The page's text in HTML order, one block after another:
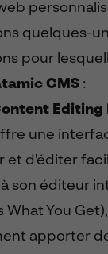
quelques-
pour
CMS :
Editing
une
et d'éditer
son éditeur
What You
apporter